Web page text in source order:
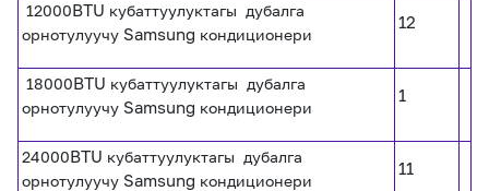
12000BTU кубаттуулуктагы дубалга
орнотулуучу Samsung кондиционери
12
18000BTU кубаттуулуктагы дубалга
орнотулуучу Samsung кондиционери
1
24000BTU кубаттуулуктагы дубалга
орнотулуучу Samsung кондиционери
11